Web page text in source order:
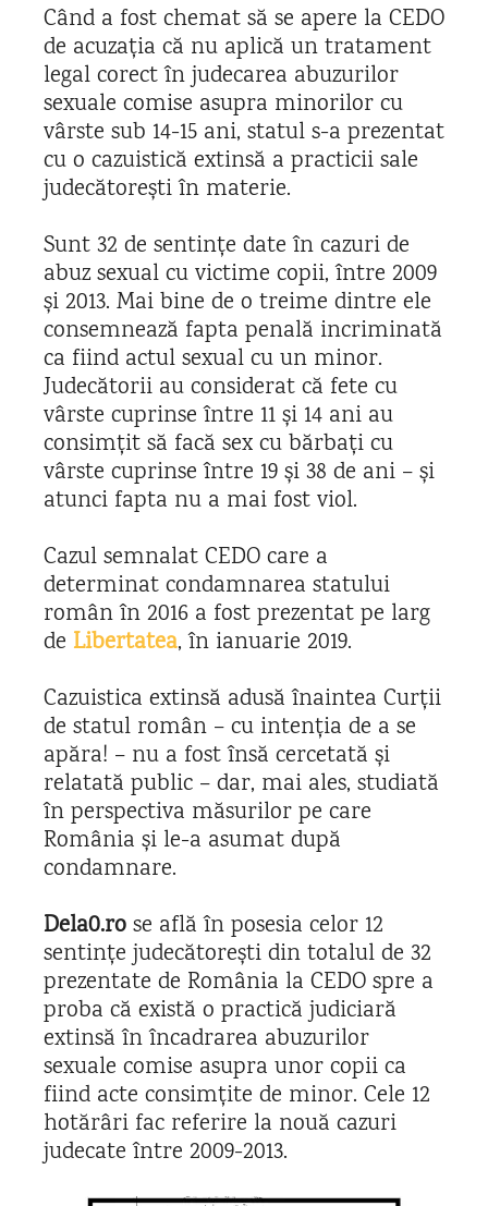
Când a fost chemat să se apere la CEDO
de acuzația că nu aplică un tratament
legal corect în judecarea abuzurilor
sexuale comise asupra minorilor cu
vârste sub 14-15 ani, statul s-a prezentat
cu o cazuistică extinsă a practicii sale
judecătorești în materie.
Sunt 32 de sentințe date în cazuri de
abuz sexual cu victime copii, între 2009
și 2013. Mai bine de o treime dintre ele
consemnează fapta penală incriminată
ca fiind actul sexual cu un minor.
Judecătorii au considerat că fete cu
vârste cuprinse între 11 și 14 ani au
consimțit să facă sex cu bărbați cu
vârste cuprinse între 19 și 38 de ani – și
atunci fapta nu a mai fost viol.
Cazul semnalat CEDO care a
determinat condamnarea statului
român în 2016 a fost prezentat pe larg
de Libertatea, în ianuarie 2019.
Cazuistica extinsă adusă înaintea Curții
de statul român – cu intenția de a se
apăra! – nu a fost însă cercetată și
relatată public – dar, mai ales, studiată
în perspectiva măsurilor pe care
România și le-a asumat după
condamnare.
Dela0.rose află în posesia celor 12
sentințe judecătorești din totalul de 32
prezentate de România la CEDO spre a
proba că există o practică judiciară
extinsă în încadrarea abuzurilor
sexuale comise asupra unor copii ca
fiind acte consimțite de minor. Cele 12
hotărâri fac referire la nouă cazuri
judecate între 2009-2013.